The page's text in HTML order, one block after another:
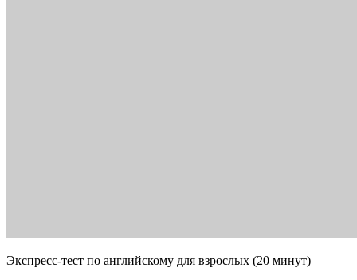
Экспресс-тест по английскому для взрослых (20 минут)